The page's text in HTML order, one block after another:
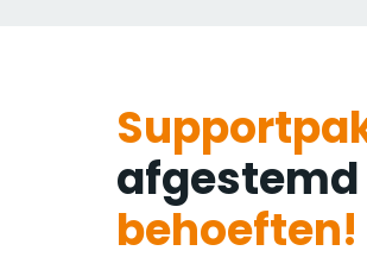
behoeften!